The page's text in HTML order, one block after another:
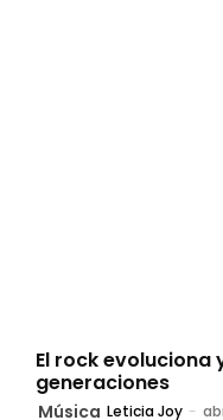
El rock evoluciona
generaciones
Música Leticia Joy -